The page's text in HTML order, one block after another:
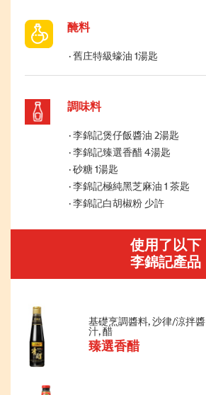
醃料
舊庄特級蠔油 1湯匙
調味料
李錦記煲仔飯醬油 2湯匙
李錦記臻選香醋 4湯匙
砂糖 1湯匙
李錦記極純黑芝麻油 1 茶匙
李錦記白胡椒粉 少許
使用了以下
李錦記產品
基礎烹調醬料, 沙律/涼拌醬
汁, 醋
臻選香醋